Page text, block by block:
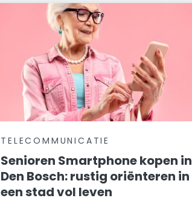
TELECOMMUNICATIE
Senioren Smartphone kopen in
Den Bosch: rustig oriënteren in
een stad vol leven